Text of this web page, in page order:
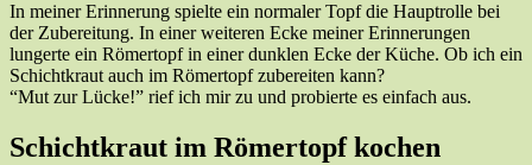
In meiner Erinnerung spielte ein normaler Topf die Hauptrolle bei
der Zubereitung. In einer weiteren Ecke meiner Erinnerungen
lungerte ein Römertopf in einer dunklen Ecke der Küche. Ob ich ein
Schichtkraut auch im Römertopf zubereiten kann?
“Mut zur Lücke!” rief ich mir zu und probierte es einfach aus.
Schichtkraut im Römertopf kochen